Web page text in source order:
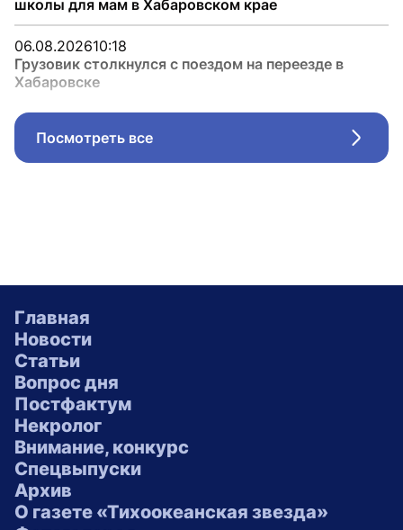
школы для мам в Хабаровском крае
06.08.202610:18
Грузовик столкнулся с поездом на переезде в
Хабаровске
Посмотреть все
Главная
Новости
Статьи
Вопрос дня
Постфактум
Некролог
Внимание, конкурс
Спецвыпуски
Архив
О газете «Тихоокеанская звезда»